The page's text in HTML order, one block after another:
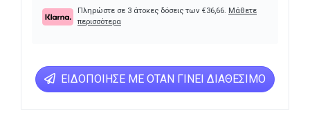
Πληρώστε σε 3 άτοκες δόσεις των €36,66. Μάθετε
περισσότερα
ΕΙΔΟΠΟΊΗΣΕ ΜΕ ΌΤΑΝ ΓΊΝΕΙ ΔΙΑΘΈΣΙΜΟ